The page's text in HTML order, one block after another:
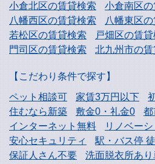
小倉北区の賃貸検索
小倉南区
八幡西区の賃貸検索
八幡東区
若松区の賃貸検索
戸畑区の賃
門司区の賃貸検索
北九州市の
【こだわり条件で探す】
ペット相談可
家賃3万円以下
住むなら新築
敷金0・礼金0
都
インターネット無料
リノベー
安心セキュリティ
駅・バス停
保証人さん不要
洗面脱衣所あ